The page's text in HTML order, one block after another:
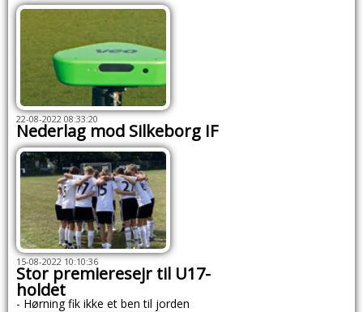
22-08-2022 08:33:20
Nederlag mod Silkeborg IF
15-08-2022 10:10:36
Stor premieresejr til U17-
holdet
- Hørning fik ikke et ben til jorden